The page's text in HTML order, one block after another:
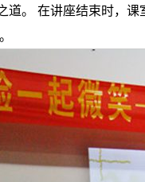
。 在讲座结束时，